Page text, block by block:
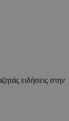
ειδήσεις στην